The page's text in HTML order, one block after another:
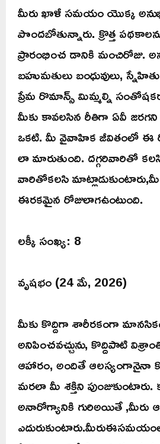
మీరు ఖాళీ సమయం యొక్క
పొందబోతున్నారు. క్రొత్త
ప్రారంభించ డానికి మంచిరోజు.
బహుమతులు బంధువులు,
ప్రేమ రొమాన్స్ మిమ్మల్ని
మీకు కావలసిన రీతిగా ఏవీ
ఒకటి. మీ వైవాహిక జీవితంలో ఈ
లా మారుతుంది. దగ్గరివారితో
వారితోకలసి
ఈరకమైన రోజులాగఉంటుంది.
లక్కీ సంఖ్య: 8
వృషభం (24 మే, 2026)
మీకు కొద్దిగా శారీరకంగా
అనిపించవచ్చును, కొద్దిపాటి
ఆహారం, అందితే ఆలస్యంగానైనా
మరలా మీ శక్తిని
అనారోగ్యానికి గురిఅయితే ,మీరు